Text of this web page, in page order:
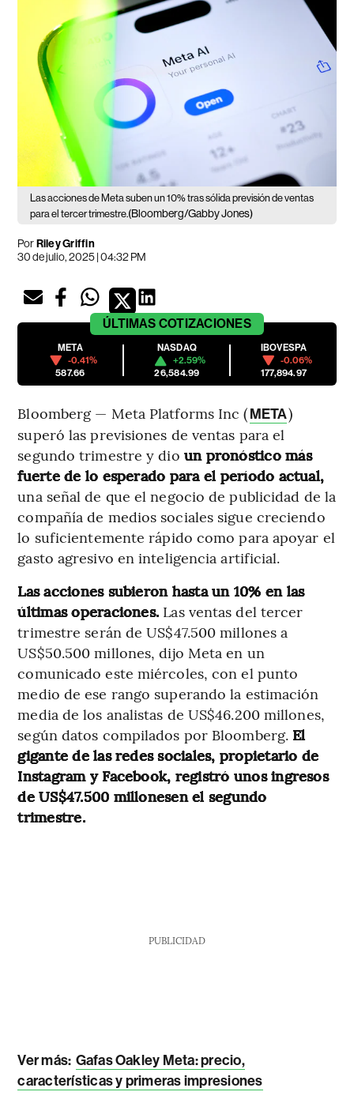
Las acciones de Meta suben un 10% tras sólida previsión de ventas
para el tercer trimestre.(Bloomberg/Gabby Jones)
PorRiley Griffin
30 de julio, 2025 | 04:32 PM
ÚLTIMAS COTIZACIONES
META
-0.41%
587.66
NASDAQ
+2.59%
26,584.99
IBOVESPA
-0.06%
177,894.97
Bloomberg — Meta Platforms Inc (META)
superó las previsiones de ventas para el
segundo trimestre y dio un pronóstico más
fuerte de lo esperado para el período actual,
una señal de que el negocio de publicidad de la
compañía de medios sociales sigue creciendo
lo suficientemente rápido como para apoyar el
gasto agresivo en inteligencia artificial.
Las acciones subieron hasta un 10% en las
últimas operaciones. Las ventas del tercer
trimestre serán de US$47.500 millones a
US$50.500 millones, dijo Meta en un
comunicado este miércoles, con el punto
medio de ese rango superando la estimación
media de los analistas de US$46.200 millones,
según datos compilados por Bloomberg. El
gigante de las redes sociales, propietario de
Instagram y Facebook, registró unos ingresos
de US$47.500 millonesen el segundo
trimestre.
PUBLICIDAD
Ver más: Gafas Oakley Meta: precio,
características y primeras impresiones